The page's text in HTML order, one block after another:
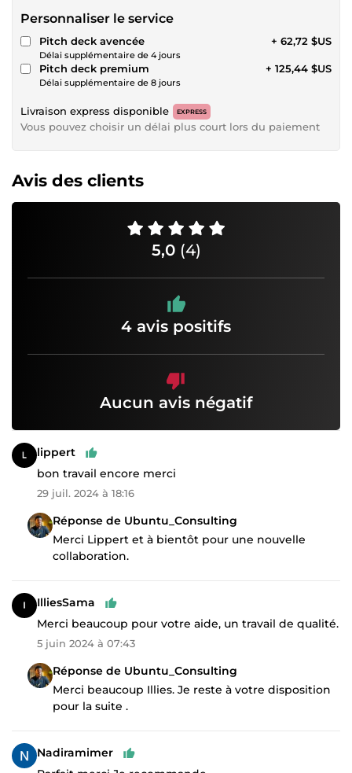
Personnaliser le service
Pitch deck avencée
Délai supplémentaire de 4 jours
+ 62,72 $US
Pitch deck premium
Délai supplémentaire de 8 jours
+ 125,44 $US
Livraison express disponible EXPRESS
Vous pouvez choisir un délai plus court lors du paiement
Avis des clients
5,0 (4)
4 avis positifs
Aucun avis négatif
lippert
bon travail encore merci
29 juil. 2024 à 18:16
Réponse de Ubuntu_Consulting
Merci Lippert et à bientôt pour une nouvelle
collaboration.
IlliesSama
Merci beaucoup pour votre aide, un travail de qualité.
5 juin 2024 à 07:43
Réponse de Ubuntu_Consulting
Merci beaucoup Illies. Je reste à votre disposition
pour la suite .
Nadiramimer